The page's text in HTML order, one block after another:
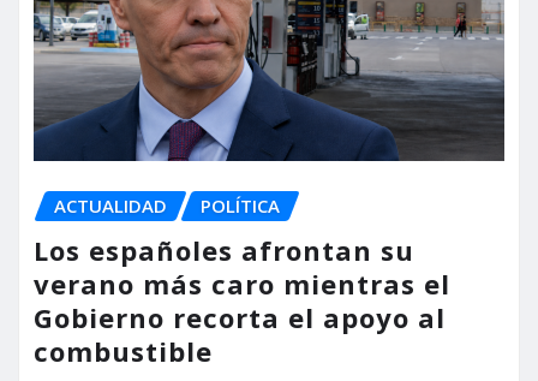
ACTUALIDAD POLÍTICA
Los españoles afrontan su
verano más caro mientras el
Gobierno recorta el apoyo al
combustible